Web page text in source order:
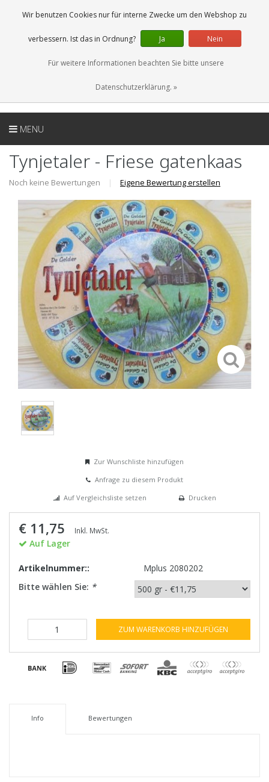
0 Artikel
DE
MENU
Tynjetaler - Friese gatenkaas
Noch keine Bewertungen | Eigene Bewertung erstellen
Zur Wunschliste hinzufügen
Anfrage zu diesem Produkt
Auf Vergleichsliste setzen
Drucken
€ 11,75 Inkl. MwSt.
Auf Lager
Artikelnummer::
Mplus 2080202
Bitte wählen Sie: *
ZUM WARENKORB HINZUFÜGEN
Info Bewertungen
Wir benutzen Cookies nur für interne Zwecke um den Webshop zu
verbessern. Ist das in Ordnung? Ja Nein
Für weitere Informationen beachten Sie bitte unsere
Datenschutzerklärung. »